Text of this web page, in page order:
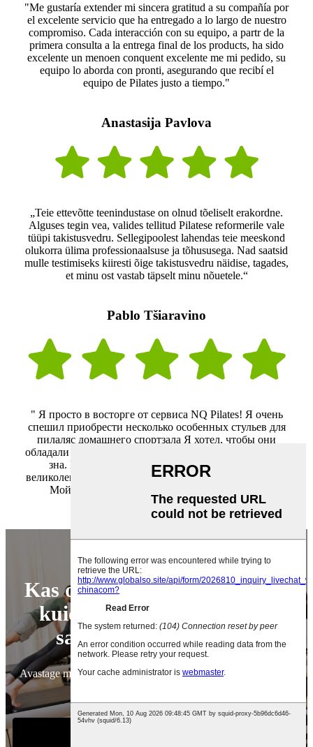
"Me gustaría extender mi sincera gratitud a su compañía por
el excelente servicio que ha entregado a lo largo de nuestro
compromiso. Cada interacción con su equipo, a partr de la
primera consulta a la entrega final de los products, ha sido
excelente un menoen conquent excelente me mi pedido, su
equipo lo aborda con pronti, asegurando que recibí el
equipo de Pilates justo a tiempo."
Anastasija Pavlova
„Teie ettevõtte teenindustase on olnud tõeliselt erakordne.
Alguses tegin vea, valides tellitud Pilatese reformerile vale
tüüpi takistusvedru. Sellegipoolest lahendas teie meeskond
olukorra ülima professionaalsuse ja tõhususega. Nad saatsid
mulle testimiseks kiiresti õige takistusvedru näidise, tagades,
et minu ost vastab täpselt minu nõuetele.“
Pablo Tšiaravino
" Я просто в восторге от сервиса NQ Pilates! Я очень
спешил приобрести несколько особенных стульев для
пилаляс домашнего спортзала Я хотел, чтобы они
обладали целым набором функций, которые я даже, не
зна. Но их техническая команда была просто
великолепна! Они предложили комплексное решение.
Мой домашний спортзал будет идеальным! "
Kas oled valmis teada saama,
kuidas me saame sind edu
saavutamiseks aidata?
Avastage meie üksikasjaliku kataloogi abil oma ettevõtte jaoks